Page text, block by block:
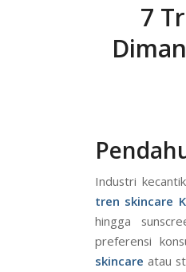
7
Industri
tren skincare
hingga
preferensi
skincare atau